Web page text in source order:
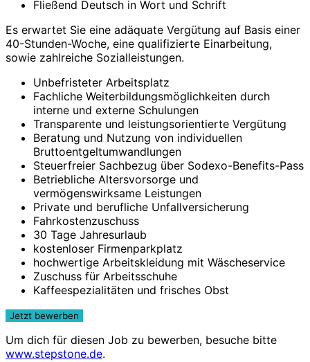
Fließend Deutsch in Wort und Schrift
Es erwartet Sie eine adäquate Vergütung auf Basis einer
40-Stunden-Woche, eine qualifizierte Einarbeitung,
sowie zahlreiche Sozialleistungen.
Unbefristeter Arbeitsplatz
Fachliche Weiterbildungsmöglichkeiten durch
interne und externe Schulungen
Transparente und leistungsorientierte Vergütung
Beratung und Nutzung von individuellen
Bruttoentgeltumwandlungen
Steuerfreier Sachbezug über Sodexo-Benefits-Pass
Betriebliche Altersvorsorge und
vermögenswirksame Leistungen
Private und berufliche Unfallversicherung
Fahrkostenzuschuss
30 Tage Jahresurlaub
kostenloser Firmenparkplatz
hochwertige Arbeitskleidung mit Wäscheservice
Zuschuss für Arbeitsschuhe
Kaffeespezialitäten und frisches Obst
Um dich für diesen Job zu bewerben, besuche bitte
www.stepstone.de.